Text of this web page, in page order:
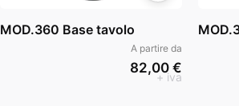
MOD.360 Base tavolo
A partire da
82,00 €
+ iva